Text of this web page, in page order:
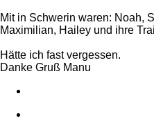
Mit in Schwerin waren: Noah,
Maximilian, Hailey und ihre
Hätte ich fast vergessen.
Danke Gruß Manu